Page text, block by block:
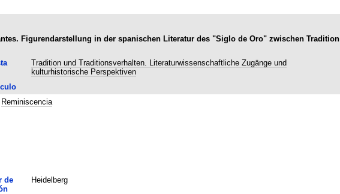
Figurendarstellung in der spanischen Literatur des "Siglo de Oro" zwischen Tradition
Tradition und Traditionsverhalten. Literaturwissenschaftliche Zugänge und
kulturhistorische Perspektiven
Reminiscencia
de
Heidelberg